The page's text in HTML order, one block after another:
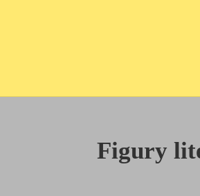
Figury